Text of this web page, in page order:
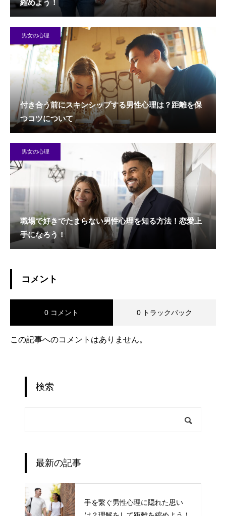
縮めよう！
男女の心理
付き合う前にスキンシップする男性心理は？距離を保
つコツについて
男女の心理
職場で好きでたまらない男性心理を知る方法！恋愛上
手になろう！
コメント
0 コメント 0 トラックバック
この記事へのコメントはありません。
検索
最新の記事
手を繋ぐ男性心理に隠れた思い